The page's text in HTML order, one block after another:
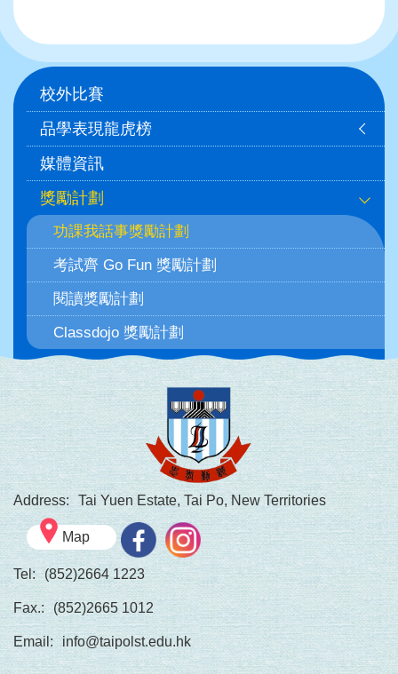
Main
navigation
校外比賽
品學表現龍虎榜
媒體資訊
獎勵計劃
功課我話事獎勵計劃
考試齊 Go Fun 獎勵計劃
閱讀獎勵計劃
Classdojo 獎勵計劃
Address: Tai Yuen Estate, Tai Po, New Territories
Map
Tel: (852)2664 1223
Fax.: (852)2665 1012
Email: info@taipolst.edu.hk